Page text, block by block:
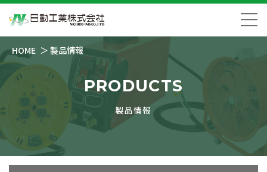
HOME 製品情報
PRODUCTS
製品情報